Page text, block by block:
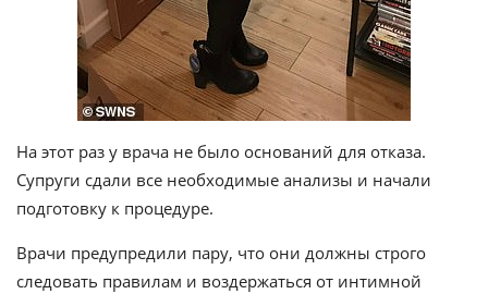
На этот раз у врача не было оснований для отказа.
Супруги сдали все необходимые анализы и начали
подготовку к процедуре.
Врачи предупредили пару, что они должны строго
следовать правилам и воздержаться от интимной